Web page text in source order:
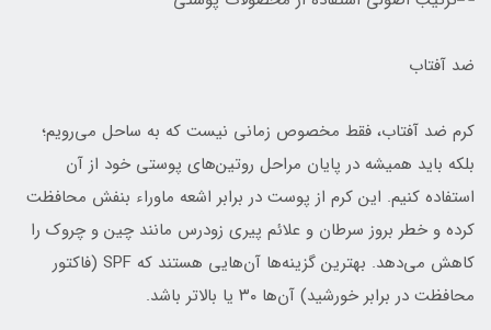
ضد آفتاب
کرم ضد آفتاب، فقط مخصوص زمانی نیست که به ساحل می‌رویم؛
بلکه باید همیشه در پایان مراحل روتین‌های پوستی خود از آن
استفاده کنیم. این کرم از پوست در برابر اشعه ماوراء بنفش محافظت
کرده و خطر بروز سرطان و علائم پیری زودرس مانند چین و چروک را
کاهش می‌دهد. بهترین گزینه‌ها آن‌هایی هستند که SPF (فاکتور
محافظت در برابر خورشید) آن‌ها ۳۰ یا بالاتر باشد.